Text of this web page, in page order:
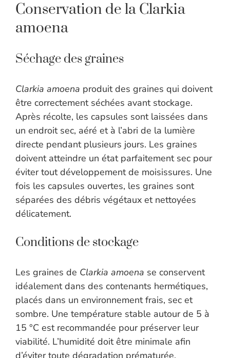
Conservation de la Clarkia
amoena
Séchage des graines
Clarkia amoena produit des graines qui doivent
être correctement séchées avant stockage.
Après récolte, les capsules sont laissées dans
un endroit sec, aéré et à l’abri de la lumière
directe pendant plusieurs jours. Les graines
doivent atteindre un état parfaitement sec pour
éviter tout développement de moisissures. Une
fois les capsules ouvertes, les graines sont
séparées des débris végétaux et nettoyées
délicatement.
Conditions de stockage
Les graines de Clarkia amoena se conservent
idéalement dans des contenants hermétiques,
placés dans un environnement frais, sec et
sombre. Une température stable autour de 5 à
15 °C est recommandée pour préserver leur
viabilité. L’humidité doit être minimale afin
d’éviter toute dégradation prématurée.